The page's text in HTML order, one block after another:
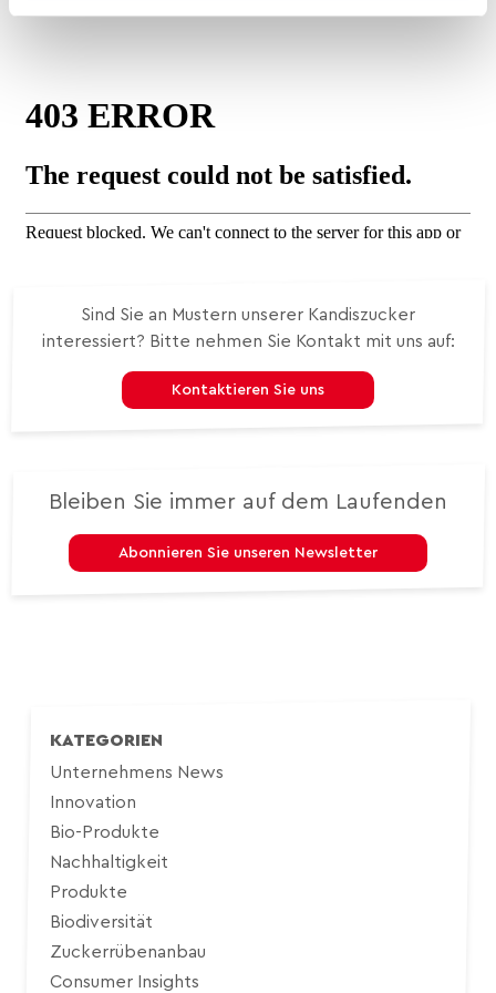
KATEGORIEN
Unternehmens News
Innovation
Bio-Produkte
Nachhaltigkeit
Produkte
Biodiversität
Zuckerrübenanbau
Consumer Insights
Sind Sie an Mustern unserer Kandiszucker
interessiert? Bitte nehmen Sie Kontakt mit uns auf:
Kontaktieren Sie uns
Bleiben Sie immer auf dem Laufenden
Abonnieren Sie unseren Newsletter